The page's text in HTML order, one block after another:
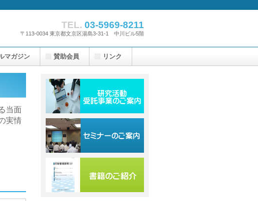
TEL. 03-5969-8211
〒113-0034 東京都文京区湯島3-31-1 中川ビル5階
当面
実情
マガジン 賛助会員 リンク